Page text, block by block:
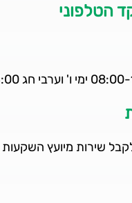
הטלפוני
שירות מיועץ השקעות